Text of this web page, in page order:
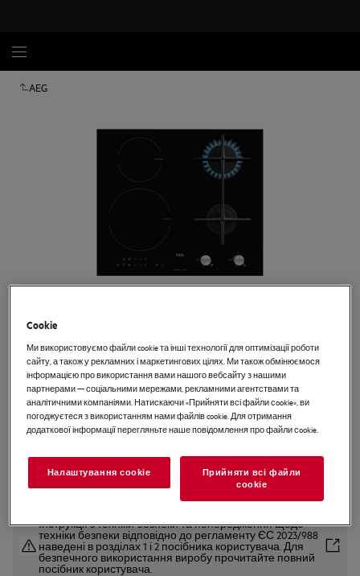
AEG
HD634170NB
Індукційна варильна панель
EU керівництво
Інструкції з техніки безпеки та попередження щодо
техніки безпеки відповідно до регламенту ЄС 2023/988
наведені в розділах 1 і 2 посібника користувача. Для
безпечного використання виробу прочитайте повний
посібник користувача.
Cookie
Ми використовуємо файли cookie та інші технології для оптимізації роботи
сайту, а також у рекламних і маркетингових цілях. Ми також обмінюємося
інформацією про використання вами нашого вебсайту з нашими
партнерами — соціальними мережами, рекламними агентствами та
аналітичними компаніями. Натискаючи «Прийняти всі файли сookie», ви
погоджуєтеся з використанням нами файлів cookie. Для отримання
додаткової інформації перегляньте наше повідомлення про файли сookie.
Налаштування cookie
Прийняти всі файли
сookie